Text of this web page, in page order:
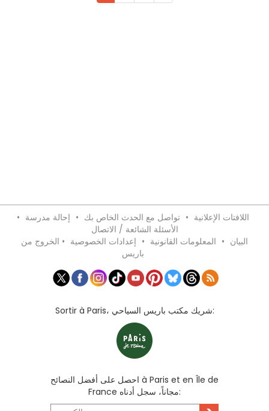
اللافتات الإعلانية • تواصل مع الحدث الخاص بك • إحالة مدرسة •
الأسئلة الشائعة / الاتصال
البيان • المعلومات القانونية • إعدادات الخصوصية • الخروج من
باريس
Sortir à Paris، شريك مكتب باريس السياحي:
احصل على أفضل النصائح à Paris et en Île de
France مجاناً، سجل أدناه: